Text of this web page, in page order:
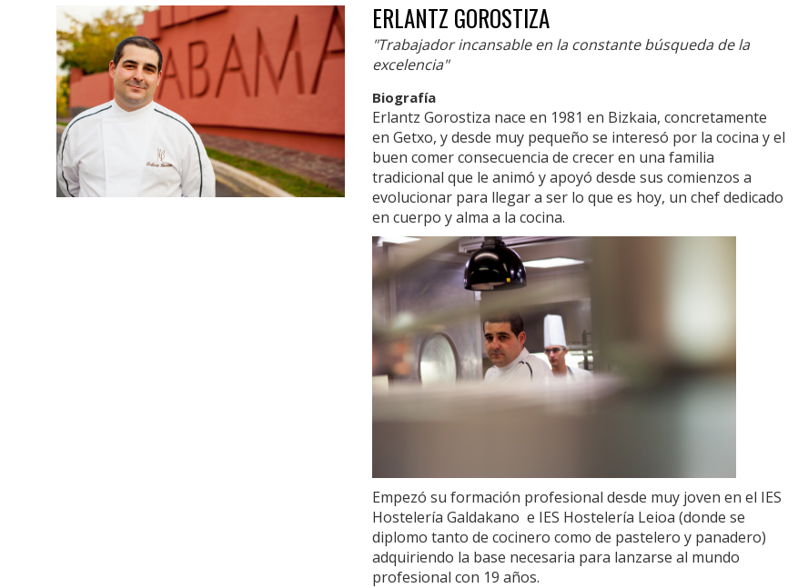
ERLANTZ GOROSTIZA
"Trabajador incansable en la constante búsqueda de la
excelencia"
Biografía
Erlantz Gorostiza nace en 1981 en Bizkaia, concretamente
en Getxo, y desde muy pequeño se interesó por la cocina y el
buen comer consecuencia de crecer en una familia
tradicional que le animó y apoyó desde sus comienzos a
evolucionar para llegar a ser lo que es hoy, un chef dedicado
en cuerpo y alma a la cocina.
Empezó su formación profesional desde muy joven en el IES
Hostelería Galdakano e IES Hostelería Leioa (donde se
diplomo tanto de cocinero como de pastelero y panadero)
adquiriendo la base necesaria para lanzarse al mundo
profesional con 19 años.